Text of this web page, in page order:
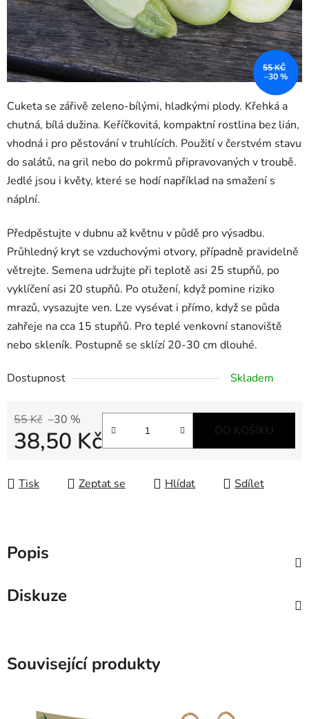
Cuketa se zářivě zeleno-bílými, hladkými plody. Křehká a
chutná, bílá dužina. Keříčkovitá, kompaktní rostlina bez lián,
vhodná i pro pěstování v truhlících. Použití v čerstvém stavu
do salátů, na gril nebo do pokrmů připravovaných v troubě.
Jedlé jsou i květy, které se hodí například na smažení s
náplní.
Předpěstujte v dubnu až květnu v půdě pro výsadbu.
Průhledný kryt se vzduchovými otvory, případně pravidelně
větrejte. Semena udržujte při teplotě asi 25 stupňů, po
vyklíčení asi 20 stupňů. Po otužení, když pomine riziko
mrazů, vysazujte ven. Lze vysévat i přímo, když se půda
zahřeje na cca 15 stupňů. Pro teplé venkovní stanoviště
nebo skleník. Postupně se sklízí 20-30 cm dlouhé.
Dostupnost Skladem
55 Kč –30 %
38,50 Kč DO KOŠÍKU
Tisk Zeptat se Hlídat Sdílet
55 KČ
–30 %
Popis
Diskuze
Související produkty